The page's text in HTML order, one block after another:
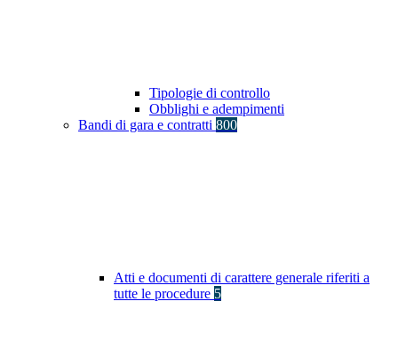
Tipologie di controllo
Obblighi e adempimenti
Bandi di gara e contratti 800
Atti e documenti di carattere generale riferiti a
tutte le procedure 5